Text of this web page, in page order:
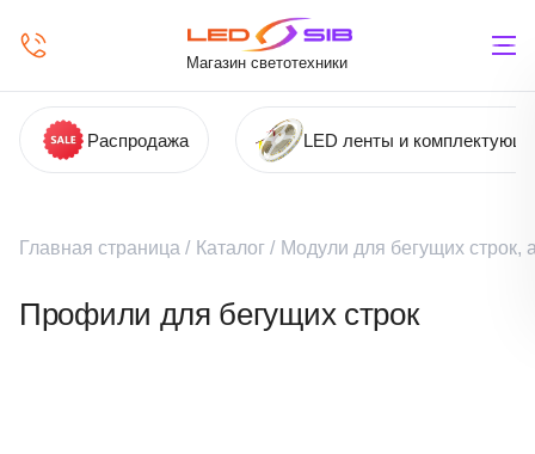
Магазин светотехники
Распродажа LED ленты и
Главная страница / Каталог / Модули для бегущих строк,
Профили для бегущих строк